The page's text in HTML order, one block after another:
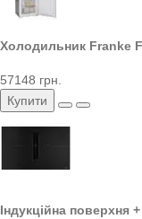
Холодильник Franke
57148 грн.
Купити
Індукційна поверхня